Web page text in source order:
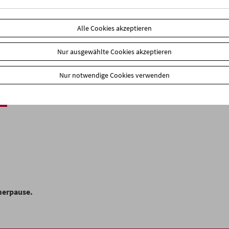
Alle Cookies akzeptieren
Nur ausgewählte Cookies akzeptieren
Nur notwendige Cookies verwenden